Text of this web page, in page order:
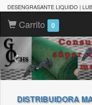
DESENGRASANTE LIQUIDO |
Carrito 0
DISTRIBUIDORA